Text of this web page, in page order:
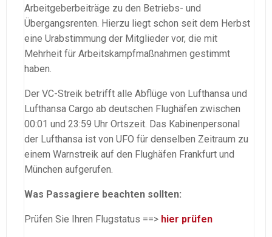
Arbeitgeberbeiträge zu den Betriebs- und
Übergangsrenten. Hierzu liegt schon seit dem Herbst
eine Urabstimmung der Mitglieder vor, die mit
Mehrheit für Arbeitskampfmaßnahmen gestimmt
haben.
Der VC-Streik betrifft alle Abflüge von Lufthansa und
Lufthansa Cargo ab deutschen Flughäfen zwischen
00:01 und 23:59 Uhr Ortszeit. Das Kabinenpersonal
der Lufthansa ist von UFO für denselben Zeitraum zu
einem Warnstreik auf den Flughäfen Frankfurt und
München aufgerufen.
Was Passagiere beachten sollten:
Prüfen Sie Ihren Flugstatus ==> hier prüfen